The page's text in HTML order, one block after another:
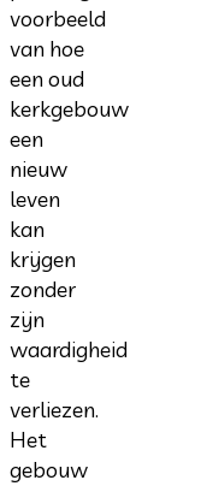
voorbeeld
van hoe
een oud
kerkgebouw
een
nieuw
leven
kan
krijgen
zonder
zijn
waardigheid
te
verliezen.
Het
gebouw